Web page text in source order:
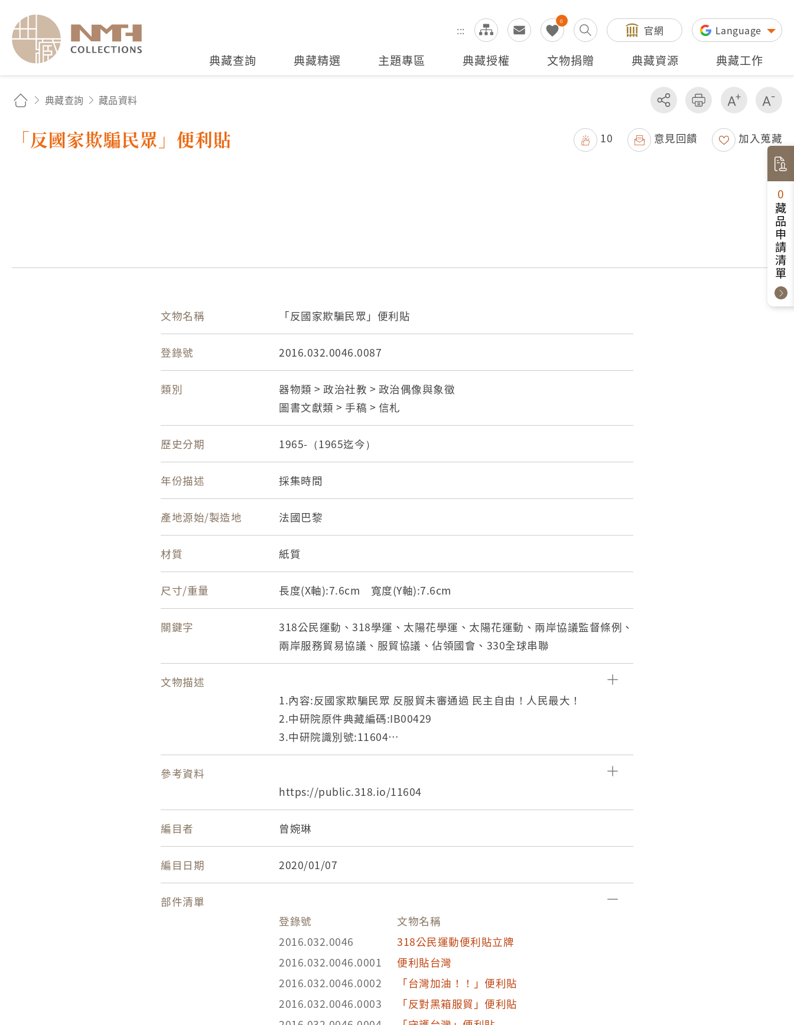
:::
0
全站搜尋 官網 Language
典藏查詢 典藏精選 主題專區 典藏授權 文物捐贈 典藏資源 典藏工作
典藏查詢 藏品資料 分享 友善列印 增加字級
「反國家欺騙民眾」便利貼 10 意見回饋 加入蒐藏
文物名稱 「反國家欺騙民眾」便利貼
登錄號 2016.032.0046.0087
類別
器物類 > 政治社教 > 政治偶像與象徵
圖書文獻類 > 手稿 > 信札
歷史分期 1965-（1965迄今）
年份描述 採集時間
產地源始/製造地 法國巴黎
材質 紙質
尺寸/重量 長度(X軸):7.6cm 寬度(Y軸):7.6cm
關鍵字
318公民運動、318學運、太陽花學運、太陽花運動、兩岸協議監督條例、
兩岸服務貿易協議、服貿協議、佔領國會、330全球串聯
文物描述
1.內容:反國家欺騙民眾 反服貿未審通過 民主自由！人民最大！
2.中研院原件典藏編碼:IB00429
3.中研院識別號:11604
4.中研院關係藏品-關聯:
6.提供者:
參考資料
https://public.318.io/11604
編目者 曾婉琳
編目日期 2020/01/07
部件清單
登錄號
文物名稱
2016.032.0046
318公民運動便利貼立牌
2016.032.0046.0001
便利貼台灣
2016.032.0046.0002
「台灣加油！！」便利貼
2016.032.0046.0003
「反對黑箱服貿」便利貼
0
藏品申請清單